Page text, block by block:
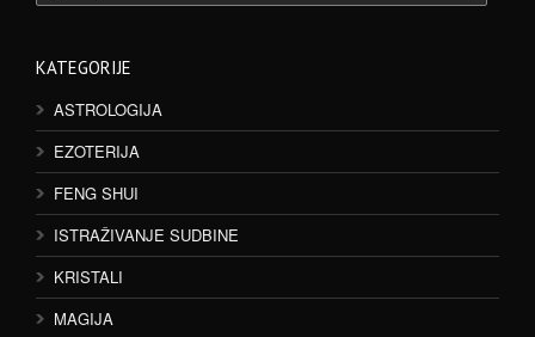
KATEGORIJE
ASTROLOGIJA
EZOTERIJA
FENG SHUI
ISTRAŽIVANJE SUDBINE
KRISTALI
MAGIJA